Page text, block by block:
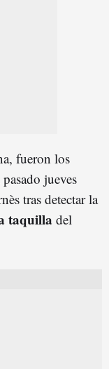
fueron los
jueves
tras detectar la
taquilla del